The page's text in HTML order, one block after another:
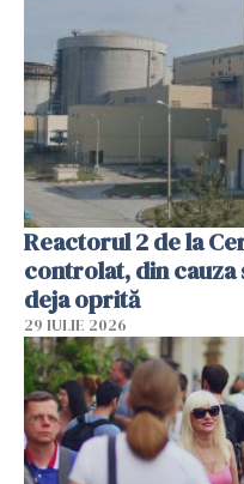
Reactorul 2 de la
controlat, din cauza
deja oprită
29 IULIE 2026